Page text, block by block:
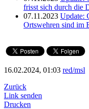
frisst sich durch die
07.11.2023 Update:
Ortswehren sind im
16.02.2024, 01:03 red/msl
Zurück
Link senden
Drucken